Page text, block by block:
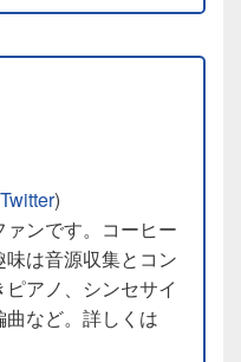
Twitter)
ンです。コーヒー
は音源収集とコン
アノ、シンセサイ
など。詳しくは